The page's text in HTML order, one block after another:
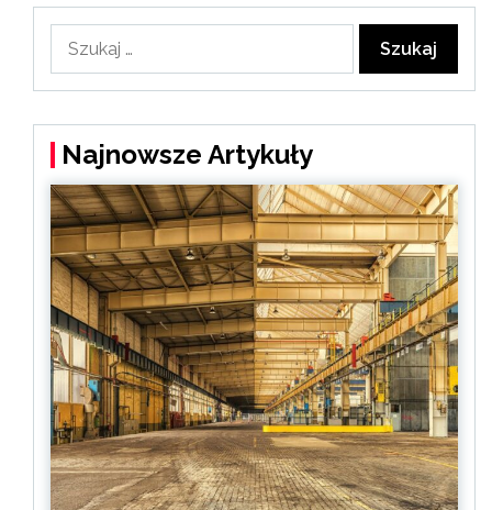
Najnowsze Artykuły